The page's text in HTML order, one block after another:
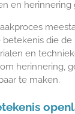
en herinnering
die de
en
herinnering,
te maken.